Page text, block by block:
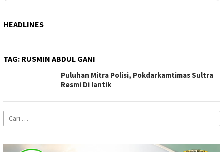
HEADLINES
TAG: RUSMIN ABDUL GANI
Puluhan Mitra Polisi, Pokdarkamtimas Sultra
Resmi Di lantik
Cari
untuk: